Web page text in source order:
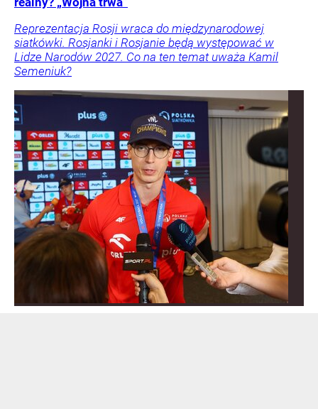
Reprezentacja Rosji wraca do międzynarodowej
siatkówki. Rosjanki i Rosjanie będą występować w
Lidze Narodów 2027. Co na ten temat uważa Kamil
Semeniuk?